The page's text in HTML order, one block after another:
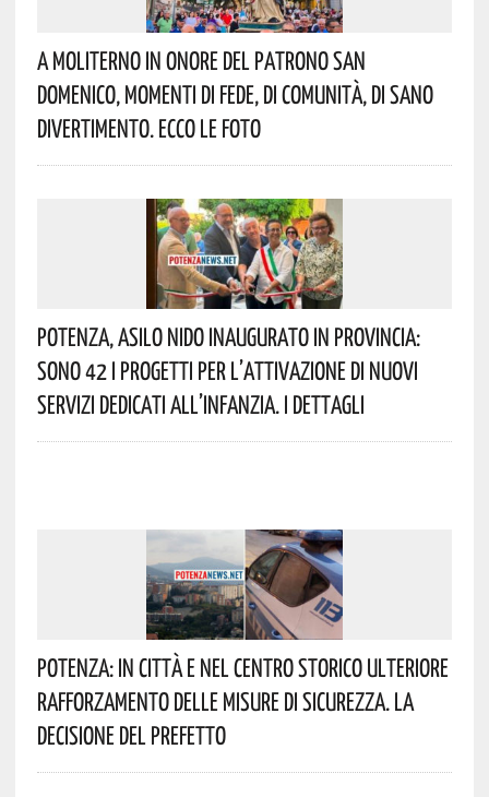
A Moliterno In Onore Del Patrono San
Domenico, Momenti Di Fede, Di Comunità, Di Sano
Divertimento. Ecco Le Foto
Potenza, Asilo Nido Inaugurato In Provincia:
Sono 42 I Progetti Per L’attivazione Di Nuovi
Servizi Dedicati All’infanzia. I Dettagli
Potenza: In Città E Nel Centro Storico Ulteriore
Rafforzamento Delle Misure Di Sicurezza. La
Decisione Del Prefetto